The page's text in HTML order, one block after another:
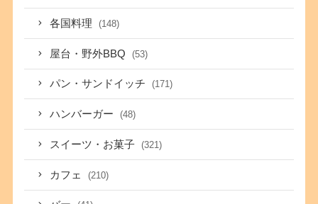
各国料理 (148)
屋台・野外BBQ (53)
パン・サンドイッチ (171)
ハンバーガー (48)
スイーツ・お菓子 (321)
カフェ (210)